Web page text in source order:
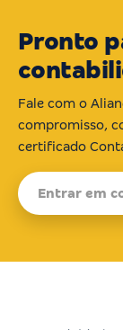
Pronto
Fale com o
compromisso,
certificado
Entrar em